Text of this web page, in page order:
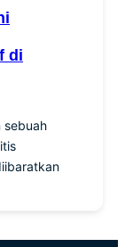
di
sebuah